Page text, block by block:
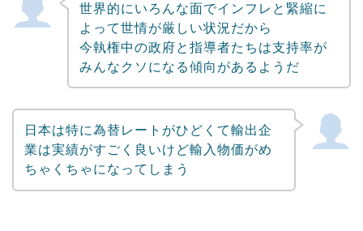
世界的にいろんな面でインフレと緊縮に
よって世情が厳しい状況だから
今執権中の政府と指導者たちは支持率が
みんなクソになる傾向があるようだ
日本は特に為替レートがひどくて輸出企
業は実績がすごく良いけど輸入物価がめ
ちゃくちゃになってしまう